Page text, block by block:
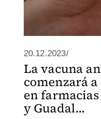
20.12.2023/
La vacuna
comenzará
en
y Guadal...